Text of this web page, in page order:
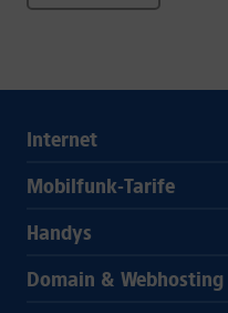
Internet
Mobilfunk-Tarife
Handys
Domain & Webhosting